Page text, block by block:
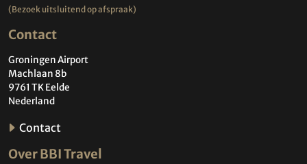
(Bezoek uitsluitend op afspraak)
Contact
Groningen Airport
Machlaan 8b
9761 TK Eelde
Nederland
Contact
Over BBI Travel